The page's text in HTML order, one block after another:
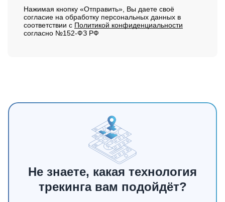
Нажимая кнопку «Отправить», Вы даете своё
согласие на обработку персональных данных в
соответствии с Политикой конфиденциальности
согласно №152-ФЗ РФ
Не знаете, какая технология
трекинга вам подойдёт?